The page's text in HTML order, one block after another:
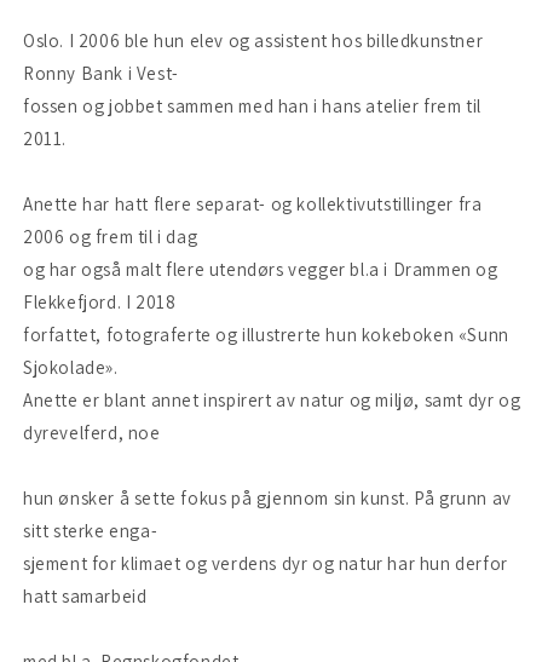
Oslo. I 2006 ble hun elev og assistent hos billedkunstner
Ronny Bank i Vest-
fossen og jobbet sammen med han i hans atelier frem til
2011.
Anette har hatt flere separat- og kollektivutstillinger fra
2006 og frem til i dag
og har også malt flere utendørs vegger bl.a i Drammen og
Flekkefjord. I 2018
forfattet, fotograferte og illustrerte hun kokeboken «Sunn
Sjokolade».
Anette er blant annet inspirert av natur og miljø, samt dyr og
dyrevelferd, noe
hun ønsker å sette fokus på gjennom sin kunst. På grunn av
sitt sterke enga-
sjement for klimaet og verdens dyr og natur har hun derfor
hatt samarbeid